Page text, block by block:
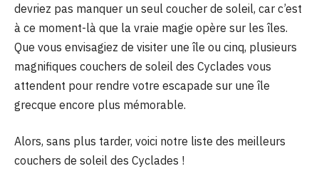
devriez pas manquer un seul coucher de soleil, car c’est
à ce moment-là que la vraie magie opère sur les îles.
Que vous envisagiez de visiter une île ou cinq, plusieurs
magnifiques couchers de soleil des Cyclades vous
attendent pour rendre votre escapade sur une île
grecque encore plus mémorable.
Alors, sans plus tarder, voici notre liste des meilleurs
couchers de soleil des Cyclades !